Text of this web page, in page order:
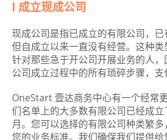
l 成立现成公司
现成公司是指已成立的有限公司，已
但自成立以来一直没有经营。这种
针对那些急于开公司开展业务的人
公司成立过程中的所有琐碎步骤，支
OneStart 壹达商务中心有一个经常
们名单上的大多数有限公司已经成
月。您可以选择的有限公司种类繁
您的业务标准。我们确保我们提供